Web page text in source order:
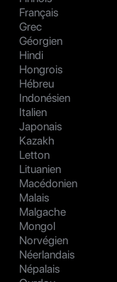
Français
Grec
Géorgien
Hindi
Hongrois
Hébreu
Indonésien
Italien
Japonais
Kazakh
Letton
Lituanien
Macédonien
Malais
Malgache
Mongol
Norvégien
Néerlandais
Népalais